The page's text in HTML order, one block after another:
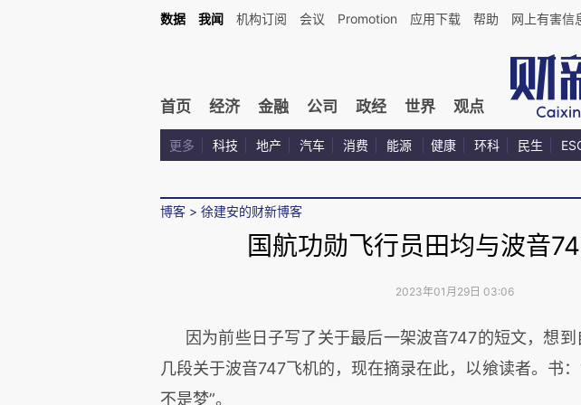
数据 我闻 机构订阅 会议 Promotion 应用下载 帮助 网上有害信
首页 经济 金融 公司 政经 世界 观点
更多 科技 地产 汽车 消费 能源 健康 环科 民生
博客 > 徐建安的财新博客
国航功勋飞行员田均与波音
2023年01月29日 03:06
因为前些日子写了关于最后一架波音747的短文，想
几段关于波音747飞机的，现在摘录在此，以飨读者。书
不是梦”。